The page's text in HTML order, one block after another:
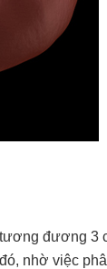
đương 3
nhờ việc